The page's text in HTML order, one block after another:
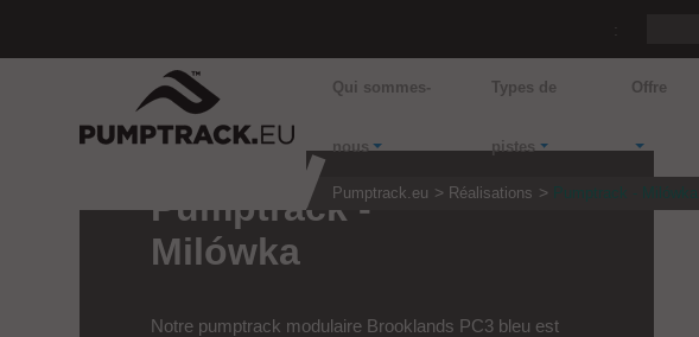
Qui sommes-
nous
Types de
pistes
Offre
Pumptrack.eu Réalisations Pumptrack - Milówka
Pumptrack -
Milówka
Notre pumptrack modulaire Brooklands PC3 bleu est